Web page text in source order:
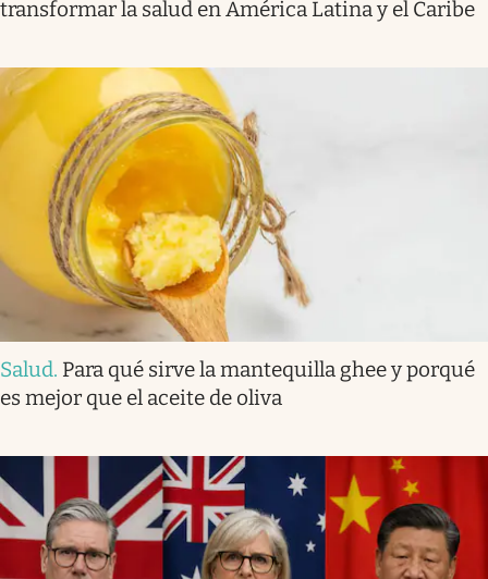
transformar la salud en América Latina y el Caribe
Salud. Para qué sirve la mantequilla ghee y porqué
es mejor que el aceite de oliva